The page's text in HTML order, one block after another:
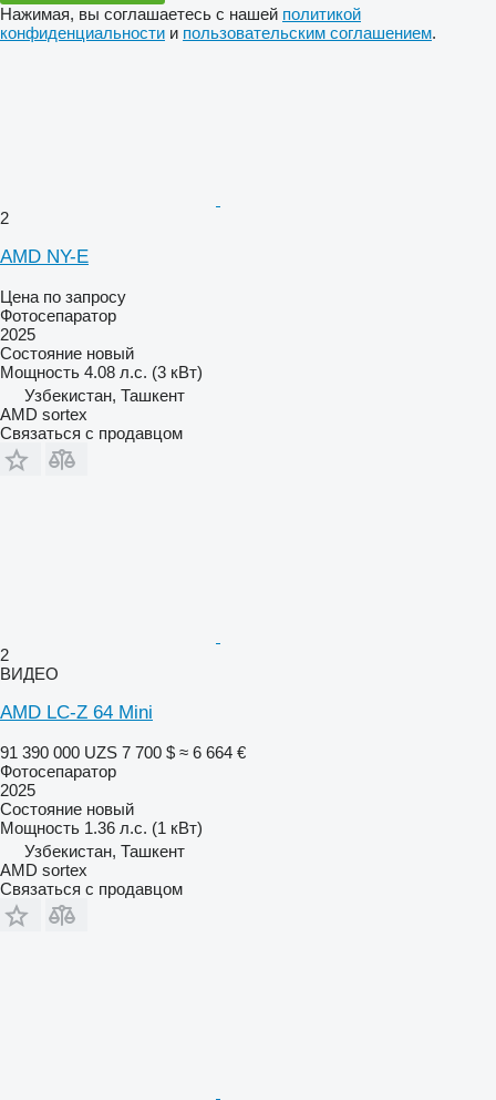
Нажимая, вы соглашаетесь с нашей политикой
конфиденциальности и пользовательским соглашением.
2
AMD NY-E
Цена по запросу
Фотосепаратор
2025
Состояние новый
Мощность 4.08 л.с. (3 кВт)
Узбекистан, Ташкент
AMD sortex
Связаться с продавцом
2
ВИДЕО
AMD LC-Z 64 Mini
91 390 000 UZS 7 700 $ ≈ 6 664 €
Фотосепаратор
2025
Состояние новый
Мощность 1.36 л.с. (1 кВт)
Узбекистан, Ташкент
AMD sortex
Связаться с продавцом